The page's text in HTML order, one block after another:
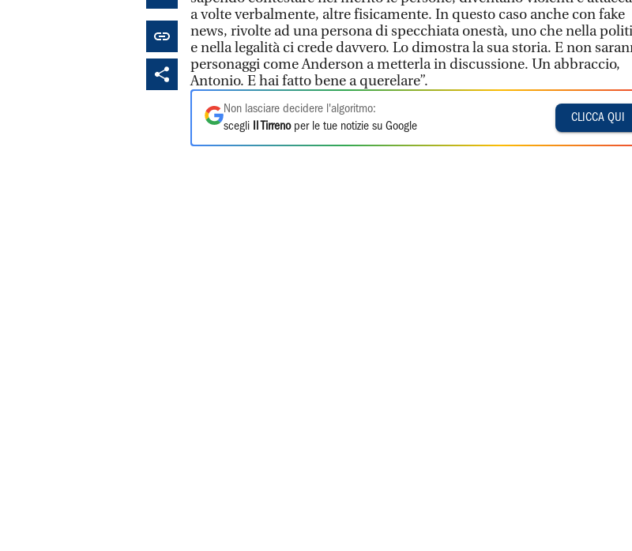
a volte verbalmente, altre fisicamente. In questo caso anche con fake
news, rivolte ad una persona di specchiata onestà, uno che nella
e nella legalità ci crede davvero. Lo dimostra la sua storia. E non
personaggi come Anderson a metterla in discussione. Un abbraccio,
Antonio. E hai fatto bene a querelare”.
Non lasciare decidere l'algoritmo:
scegli
Il Tirrenoper le tue notizie su Google
CLICCA QUI